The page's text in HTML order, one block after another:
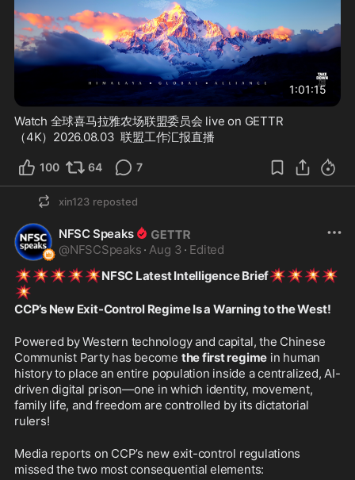
Watch 全球喜马拉雅农场联盟委员会 live on GETTR
（4K）2026.08.03  联盟工作汇报直播
1:01:15
100 64 7
xin123 reposted
NFSC Speaks
@NFSCSpeaks · Aug 3 · Edited
💥💥💥💥💥NFSC Latest Intelligence Brief💥💥💥💥
💥
CCP’s New Exit-Control Regime Is a Warning to the West!
Powered by Western technology and capital, the Chinese
Communist Party has become the first regime in human
history to place an entire population inside a centralized, AI-
driven digital prison—one in which identity, movement,
family life, and freedom are controlled by its dictatorial
rulers!
Media reports on CCP’s new exit-control regulations
missed the two most consequential elements: